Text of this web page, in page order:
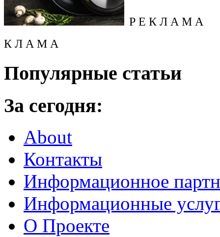
Р Е К Л А М А
К Л А М А
Популярные статьи
За сегодня:
About
Контакты
Информационное
Информационные
О Проекте